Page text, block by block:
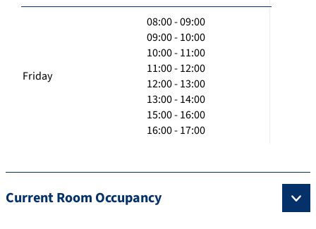
Friday
08:00 - 09:00
09:00 - 10:00
10:00 - 11:00
11:00 - 12:00
12:00 - 13:00
13:00 - 14:00
15:00 - 16:00
16:00 - 17:00
Current Room Occupancy